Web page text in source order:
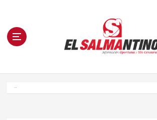
n El Salmantino - medios/